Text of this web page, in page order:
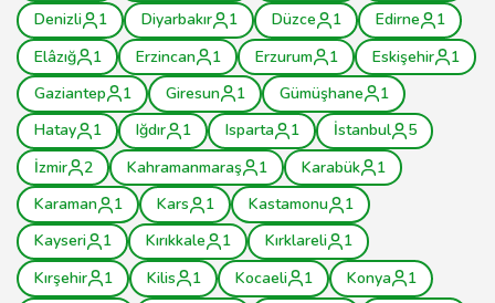
Denizli
1 Diyarbakır 1 Düzce 1 Edirne
1
Elâzığ
1 Erzincan 1 Erzurum 1 Eskişehir
1
Gaziantep
1 Giresun 1 Gümüşhane
1
Hatay
1 Iğdır 1 Isparta 1 İstanbul
5
İzmir
2 Kahramanmaraş 1 Karabük
1
Karaman
1 Kars 1 Kastamonu
1
Kayseri
1 Kırıkkale 1 Kırklareli
1
Kırşehir
1 Kilis 1 Kocaeli 1 Konya
1